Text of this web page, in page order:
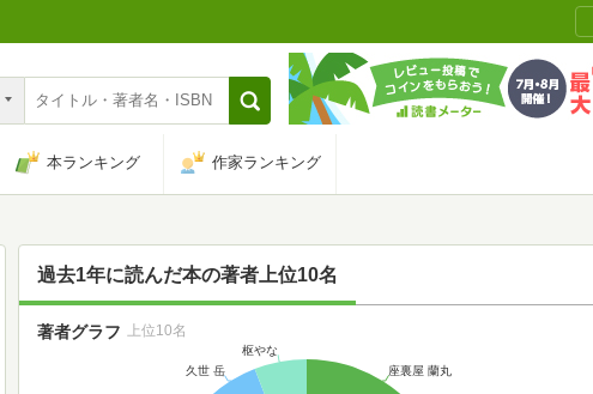
本ランキング 作家ランキング
過去1年に読んだ本の著者上位10名
座裏屋 蘭丸
久世 岳
枢やな
著者グラフ 上位10名